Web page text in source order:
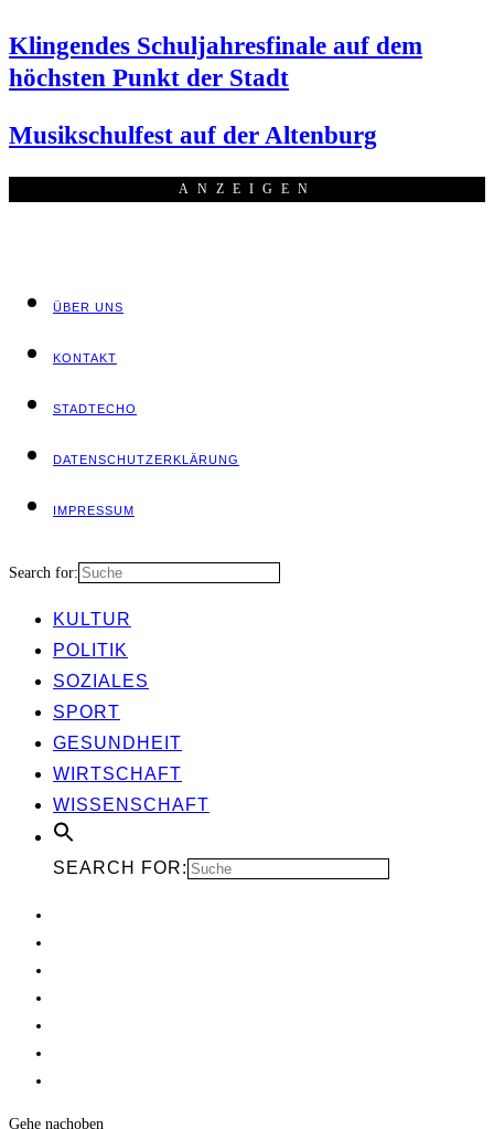
Klin­gen­des Schul­jah­res­fi­na­le auf dem
höchs­ten Punkt der Stadt
Musik­schul­fest auf der Altenburg
ANZEI­GEN
ÜBER UNS
KON­TAKT
STADT­ECHO
DATEN­SCHUTZ­ER­KLÄ­RUNG
IMPRES­SUM
Search for:
KUL­TUR
POLI­TIK
SOZIA­LES
SPORT
GESUND­HEIT
WIRT­SCHAFT
WIS­SEN­SCHAFT
SEARCH FOR:
Gehe nachoben